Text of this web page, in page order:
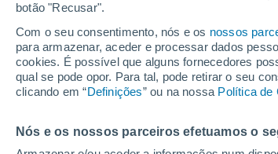
botão "Recusar".
Com o seu consentimento, nós e os nossos
para armazenar, aceder e processar dados
cookies. É possível que alguns fornecedores
qual se pode opor. Para tal, pode retirar o seu
clicando em “Definições” ou na nossa Política de
Nós e os nossos parceiros efetuamos o
Troyes
13°
Fère-
Champenoise